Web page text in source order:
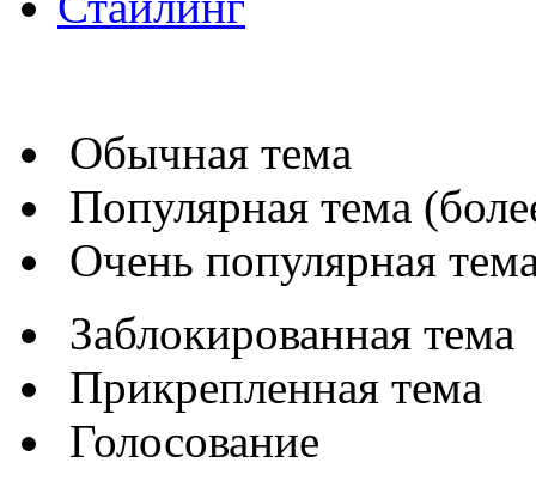
Обычная тема
Популярная тема
Очень популярная
Заблокированная тема
Прикрепленная тема
Голосование